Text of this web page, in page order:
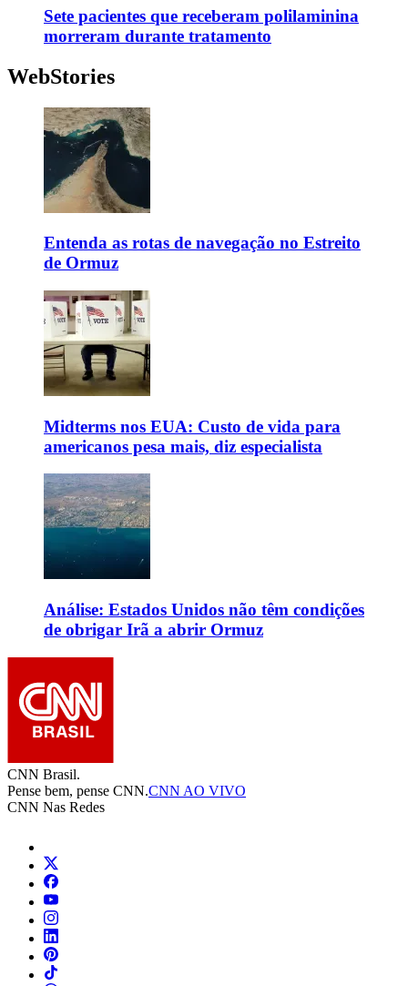
Sete pacientes que receberam polilaminina
morreram durante tratamento
WebStories
Entenda as rotas de navegação no Estreito
de Ormuz
Midterms nos EUA: Custo de vida para
americanos pesa mais, diz especialista
Análise: Estados Unidos não têm condições
de obrigar Irã a abrir Ormuz
CNN Brasil.
Pense bem, pense CNN.CNN AO VIVO
CNN Nas Redes